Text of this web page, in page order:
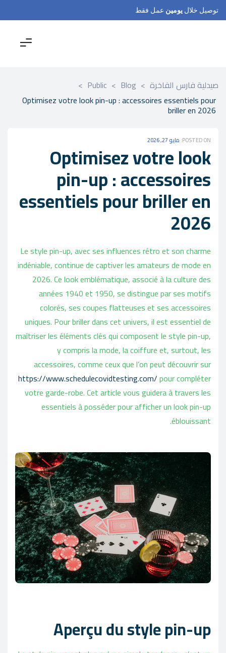
توصيل خلال يومين عمل فقط
صيدلية فارس الفاخرة >
Blog
>
Public
>
Optimisez votre look pin-up : accessoires essentiels pour
briller en 2026
POSTED ON: مايو 27, 2026
Optimisez votre look
pin-up : accessoires
essentiels pour briller en
2026
Le style pin-up, avec ses influences rétro et son charme
indéniable, continue de captiver les amateurs de mode en
2026. Ce look emblématique, associé à la culture des
années 1940 et 1950, se distingue par ses motifs
colorés, ses coupes flatteuses et ses accessoires
uniques. Pour briller dans cet univers, il est essentiel de
maîtriser les éléments clés qui composent le style pin-up,
y compris la mode, la coiffure et, surtout, les
accessoires, comme ceux que l’on peut découvrir sur
https://www.schedulecovidtesting.com/pour compléter
votre garde-robe. Cet article vous guidera à travers les
essentiels à posséder pour afficher un look pin-up
éblouissant.
Aperçu du style pin-up